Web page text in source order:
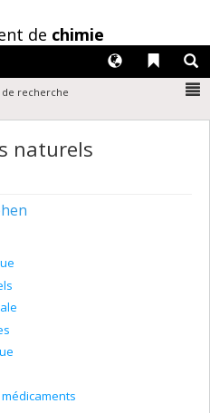
de chimie
Liens
Langues
de recherche
naturels